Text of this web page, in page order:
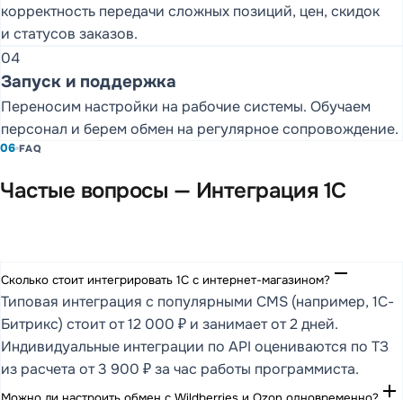
корректность передачи сложных позиций, цен, скидок
и статусов заказов.
04
Запуск и поддержка
Переносим настройки на рабочие системы. Обучаем
персонал и берем обмен на регулярное сопровождение.
06 FAQ
Частые вопросы — Интеграция 1С
Сколько стоит интегрировать 1С с интернет-магазином? remove
Типовая интеграция с популярными CMS (например, 1С-
Битрикс) стоит от 12 000 ₽ и занимает от 2 дней.
Индивидуальные интеграции по API оцениваются по ТЗ
из расчета от 3 900 ₽ за час работы программиста.
add